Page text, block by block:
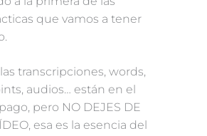
que vamos a tener
las transcripciones, words,
audios… están en el
pero NO DEJES DE
esa es la esencia del